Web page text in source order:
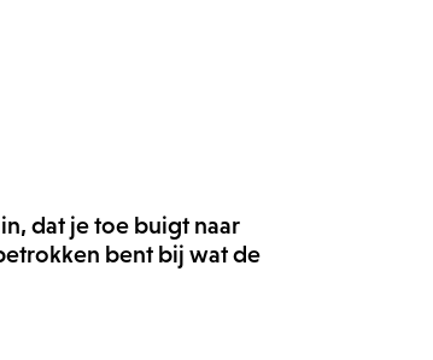
dat je toe buigt naar
bent bij wat de